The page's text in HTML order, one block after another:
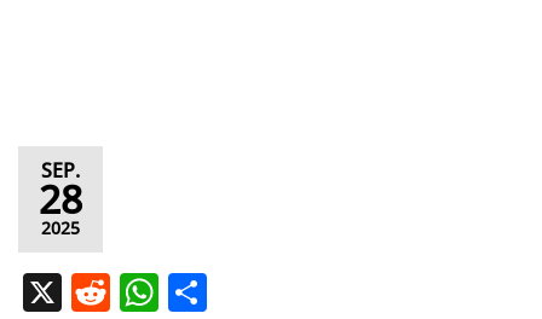
SEP.
28
2025
X R W